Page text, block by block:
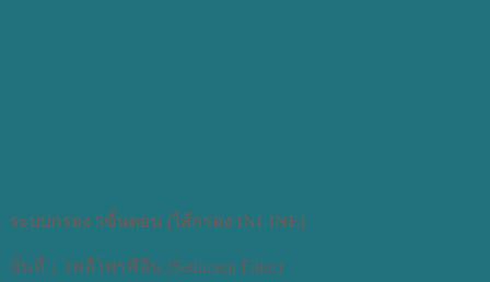
ระบบกรอง 5ขั้นตอน (ไส้กรอง INLINE)
ขั้นที่ 1 โพลีโพรพีลีน (Sediment Filter)